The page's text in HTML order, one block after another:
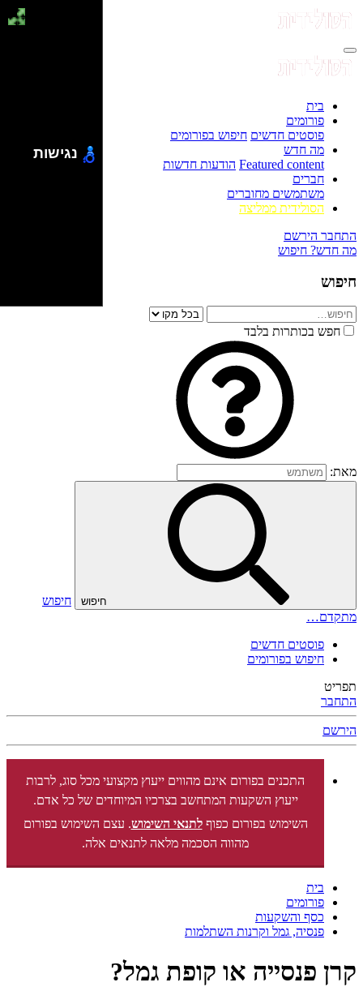
בית
פורומים
פוסטים חדשים חיפוש בפורומים
מה חדש
Featured content הודעות חדשות
חברים
משתמשים מחוברים
הסולידית ממליצה
התחבר הירשם
מה חדש? חיפוש
חיפוש
חפש בכותרות בלבד
מאת:
חיפוש
חיפוש
מתקדם…
פוסטים חדשים
חיפוש בפורומים
תפריט
התחבר
הירשם
התכנים בפורום אינם מהווים ייעוץ מקצועי מכל סוג, לרבות
ייעוץ השקעות המתחשב בצרכיו המיוחדים של כל אדם.
השימוש בפורום כפוףלתנאי השימוש. עצם השימוש בפורום
מהווה הסכמה מלאה לתנאים אלה.
בית
פורומים
כסף והשקעות
פנסיה, גמל וקרנות השתלמות
קרן פנסייה או קופת גמל?
נגישות